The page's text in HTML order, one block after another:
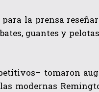
la prensa
guantes y
tomaron
modernas